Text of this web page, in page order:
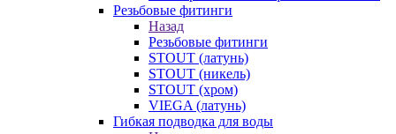
Резьбовые фитинги
Назад
Резьбовые фитинги
STOUT (латунь)
STOUT (никель)
STOUT (хром)
VIEGA (латунь)
Гибкая подводка для воды